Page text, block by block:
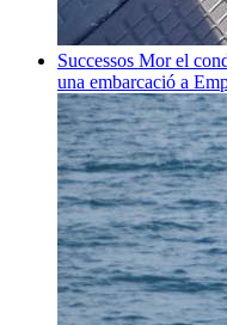
Successos Mor el
una embarcació a